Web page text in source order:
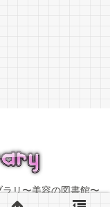
リ〜美容の図書館〜